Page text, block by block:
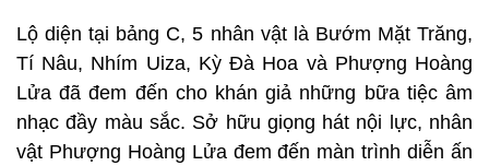
Lộ diện tại bảng C, 5 nhân vật là Bướm Mặt Trăng,
Tí Nâu, Nhím Uiza, Kỳ Đà Hoa và Phượng Hoàng
Lửa đã đem đến cho khán giả những bữa tiệc âm
nhạc đầy màu sắc. Sở hữu giọng hát nội lực, nhân
vật Phượng Hoàng Lửa đem đến màn trình diễn ấn